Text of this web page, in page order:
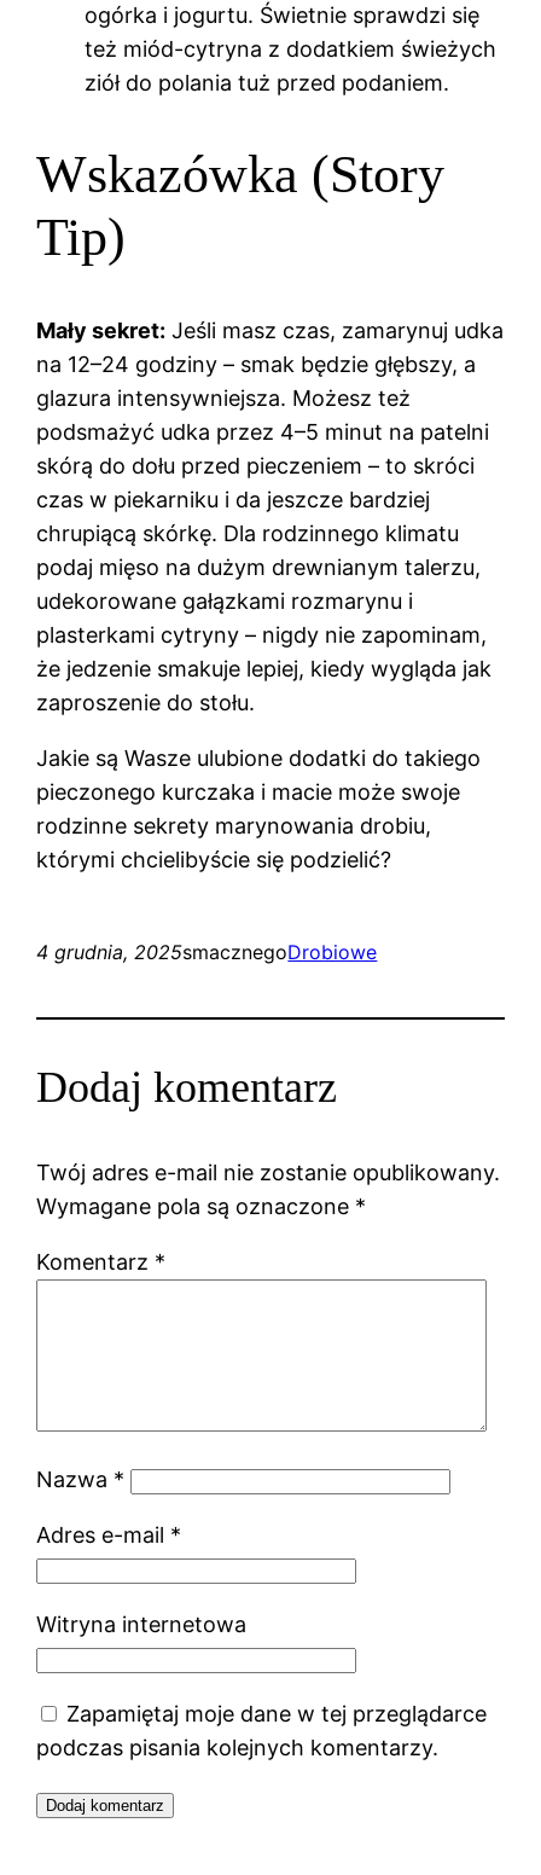
ogórka i jogurtu. Świetnie sprawdzi się
też miód-cytryna z dodatkiem świeżych
ziół do polania tuż przed podaniem.
Wskazówka (Story
Tip)
Mały sekret: Jeśli masz czas, zamarynuj udka
na 12–24 godziny – smak będzie głębszy, a
glazura intensywniejsza. Możesz też
podsmażyć udka przez 4–5 minut na patelni
skórą do dołu przed pieczeniem – to skróci
czas w piekarniku i da jeszcze bardziej
chrupiącą skórkę. Dla rodzinnego klimatu
podaj mięso na dużym drewnianym talerzu,
udekorowane gałązkami rozmarynu i
plasterkami cytryny – nigdy nie zapominam,
że jedzenie smakuje lepiej, kiedy wygląda jak
zaproszenie do stołu.
Jakie są Wasze ulubione dodatki do takiego
pieczonego kurczaka i macie może swoje
rodzinne sekrety marynowania drobiu,
którymi chcielibyście się podzielić?
4 grudnia, 2025smacznegoDrobiowe
Dodaj komentarz
Twój adres e-mail nie zostanie opublikowany.
Wymagane pola są oznaczone *
Komentarz *
Nazwa *
Adres e-mail *
Witryna internetowa
Zapamiętaj moje dane w tej przeglądarce
podczas pisania kolejnych komentarzy.